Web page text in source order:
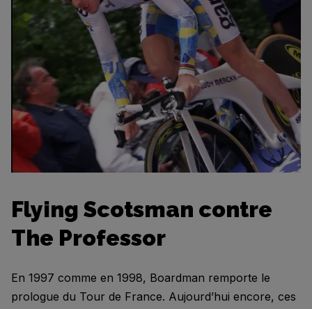
Flying Scotsman contre
The Professor
En 1997 comme en 1998, Boardman remporte le
prologue du Tour de France. Aujourd’hui encore, ces